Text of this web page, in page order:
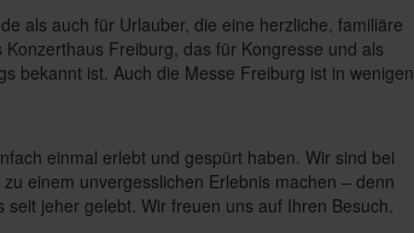
als auch für Urlauber, die eine herzliche, familiäre
Freiburg, das für Kongresse und als
bekannt ist. Auch die Messe Freiburg ist in wenigen
einmal erlebt und gespürt haben. Wir sind bei
einem unvergesslichen Erlebnis machen – denn
jeher gelebt. Wir freuen uns auf Ihren Besuch.